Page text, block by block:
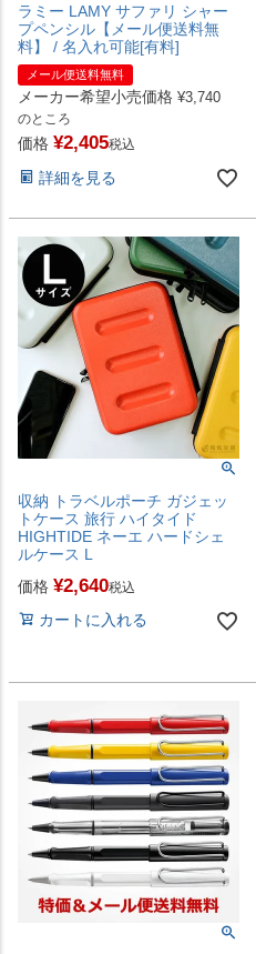
ラミー LAMY サファリ シャー
プペンシル【メール便送料無
料】 / 名入れ可能[有料]
メール便送料無料
メーカー希望小売価格 ¥3,740
のところ
価格 ¥2,405税込
詳細を見る
収納 トラベルポーチ ガジェッ
トケース 旅行 ハイタイド
HIGHTIDE ネーエ ハードシェ
ルケース L
価格 ¥2,640税込
カートに入れる